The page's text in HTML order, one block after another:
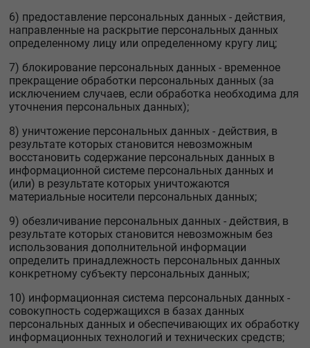
6) предоставление персональных данных - действия,
направленные на раскрытие персональных данных
определенному лицу или определенному кругу лиц;
7) блокирование персональных данных - временное
прекращение обработки персональных данных (за
исключением случаев, если обработка необходима для
уточнения персональных данных);
8) уничтожение персональных данных - действия, в
результате которых становится невозможным
восстановить содержание персональных данных в
информационной системе персональных данных и
(или) в результате которых уничтожаются
материальные носители персональных данных;
9) обезличивание персональных данных - действия, в
результате которых становится невозможным без
использования дополнительной информации
определить принадлежность персональных данных
конкретному субъекту персональных данных;
10) информационная система персональных данных -
совокупность содержащихся в базах данных
персональных данных и обеспечивающих их обработку
информационных технологий и технических средств;